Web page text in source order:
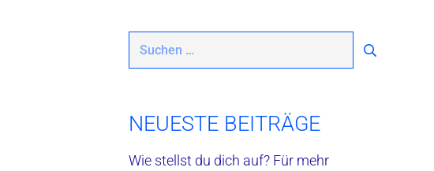
Suchen
NEUESTE BEITRÄGE
Wie stellst du dich auf? Für mehr